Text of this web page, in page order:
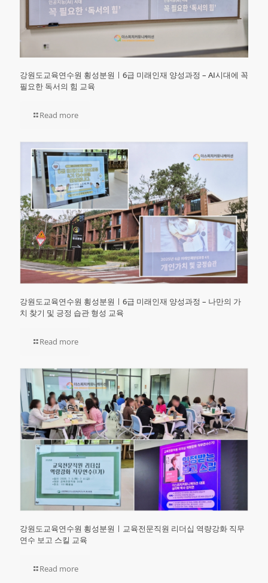
강원도교육연수원 횡성분원ㅣ6급 미래인재 양성과정 – AI시대에 꼭
필요한 독서의 힘 교육
Read more
강원도교육연수원 횡성분원ㅣ6급 미래인재 양성과정 – 나만의 가
치 찾기 및 긍정 습관 형성 교육
Read more
강원도교육연수원 횡성분원ㅣ교육전문직원 리더십 역량강화 직무
연수 보고 스킬 교육
Read more